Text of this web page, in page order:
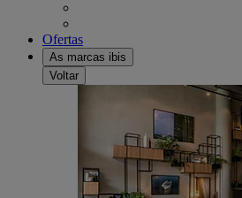
Ofertas
As marcas ibis
Voltar